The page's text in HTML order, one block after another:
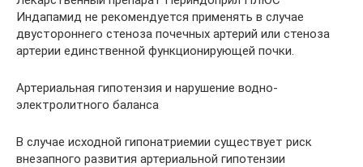
Индапамид не рекомендуется применять в случае
двустороннего стеноза почечных артерий или стеноза
артерии единственной функционирующей почки.
Артериальная гипотензия и нарушение водно-
электролитного баланса
В случае исходной гипонатриемии существует риск
внезапного развития артериальной гипотензии